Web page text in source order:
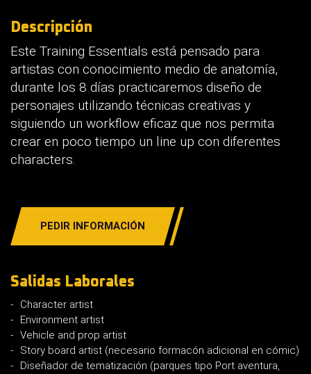
Descripción
Este Training Essentials está pensado para
artistas con conocimiento medio de anatomía,
durante los 8 días practicaremos diseño de
personajes utilizando técnicas creativas y
siguiendo un workflow eficaz que nos permita
crear en poco tiempo un line up con diferentes
characters.
PEDIR INFORMACIÓN
Salidas Laborales
Character artist
Environment artist
Vehicle and prop artist
Story board artist (necesario formacón adicional en cómic)
Diseñador de tematización (parques tipo Port aventura,